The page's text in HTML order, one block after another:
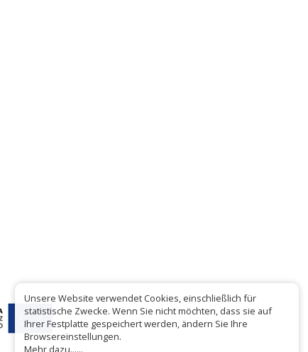
Unsere Website verwendet Cookies, einschließlich für
statistische Zwecke. Wenn Sie nicht möchten, dass sie auf
Ihrer Festplatte gespeichert werden, ändern Sie Ihre
Browsereinstellungen.